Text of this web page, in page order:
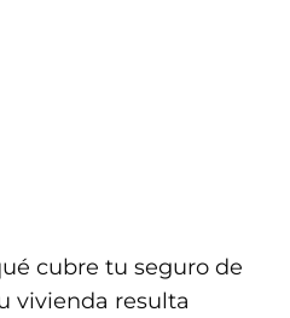
cubre tu seguro de
vivienda resulta